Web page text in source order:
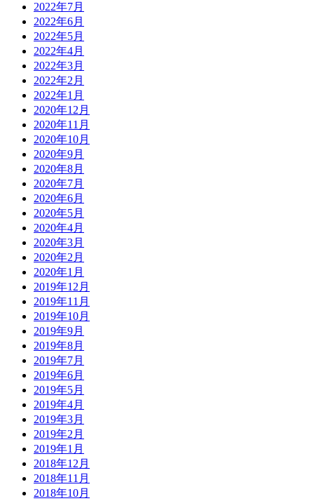
2022年7月
2022年6月
2022年5月
2022年4月
2022年3月
2022年2月
2022年1月
2020年12月
2020年11月
2020年10月
2020年9月
2020年8月
2020年7月
2020年6月
2020年5月
2020年4月
2020年3月
2020年2月
2020年1月
2019年12月
2019年11月
2019年10月
2019年9月
2019年8月
2019年7月
2019年6月
2019年5月
2019年4月
2019年3月
2019年2月
2019年1月
2018年12月
2018年11月
2018年10月